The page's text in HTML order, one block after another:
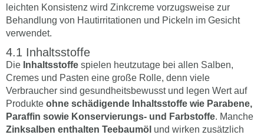
leichten Konsistenz wird Zinkcreme vorzugsweise zur
Behandlung von Hautirritationen und Pickeln im Gesicht
verwendet.
Inhaltsstoffe
Die Inhaltsstoffe spielen heutzutage bei allen Salben,
Cremes und Pasten eine große Rolle, denn viele
Verbraucher sind gesundheitsbewusst und legen Wert auf
Produkte ohne schädigende Inhaltsstoffe wie Parabene,
Paraffin sowie Konservierungs- und Farbstoffe. Manche
Zinksalben enthalten Teebaumöl und wirken zusätzlich